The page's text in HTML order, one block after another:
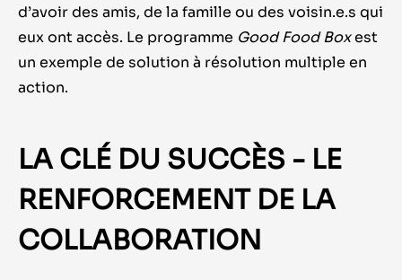
d’avoir des amis, de la famille ou des voisin.e.s qui
eux ont accès. Le programme Good Food Boxest
un exemple de solution à résolution multiple en
action.
LA CLÉ DU SUCCÈS - LE
RENFORCEMENT DE LA
COLLABORATION